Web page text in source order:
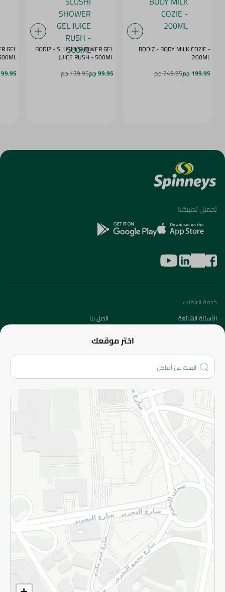
BODIZ - BODY MILK COZIE -
200ML
199.95 جم
249.95 جم
BODIZ - SLUSHI SHOWER GEL
JUICE RUSH - 500ML
99.95 جم
139.95 جم
GEL
DAZE - 500ML
99.95 جم
اختر موقعك
تحميل تطبيقنا
خدمة العملاء
الأسئلة الشائعة
اتصل بنا
من نحن؟
الفروع
المزيد
الاسترجاع
سياسة الاستخدام
سياسة الخصوصية
قم بالتسجيل للنشرة
©2026 - Spinneys | جميع الحقوق محفوظة